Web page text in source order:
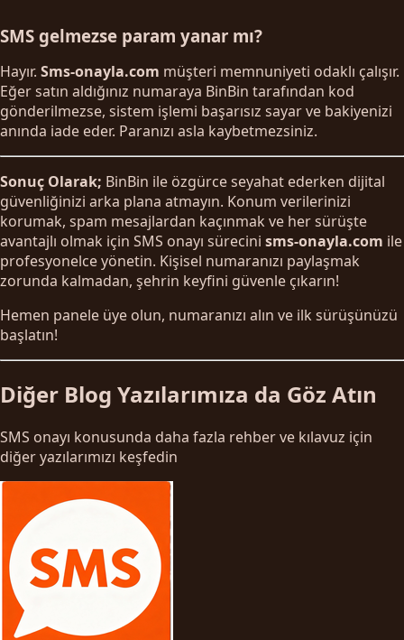
SMS gelmezse param yanar mı?
Hayır. Sms-onayla.com müşteri memnuniyeti odaklı çalışır.
Eğer satın aldığınız numaraya BinBin tarafından kod
gönderilmezse, sistem işlemi başarısız sayar ve bakiyenizi
anında iade eder. Paranızı asla kaybetmezsiniz.
Sonuç Olarak; BinBin ile özgürce seyahat ederken dijital
güvenliğinizi arka plana atmayın. Konum verilerinizi
korumak, spam mesajlardan kaçınmak ve her sürüşte
avantajlı olmak için SMS onayı sürecini sms-onayla.com ile
profesyonelce yönetin. Kişisel numaranızı paylaşmak
zorunda kalmadan, şehrin keyfini güvenle çıkarın!
Hemen panele üye olun, numaranızı alın ve ilk sürüşünüzü
başlatın!
Diğer Blog Yazılarımıza da Göz Atın
SMS onayı konusunda daha fazla rehber ve kılavuz için
diğer yazılarımızı keşfedin